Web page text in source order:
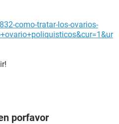
como-tratar-los-ovarios-
porfavor